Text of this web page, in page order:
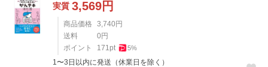
実質 3,569円
商品価格 3,740 円
送料
0 円
ポイント
171pt 5%
1〜3日以内に発送（休業日を除く）